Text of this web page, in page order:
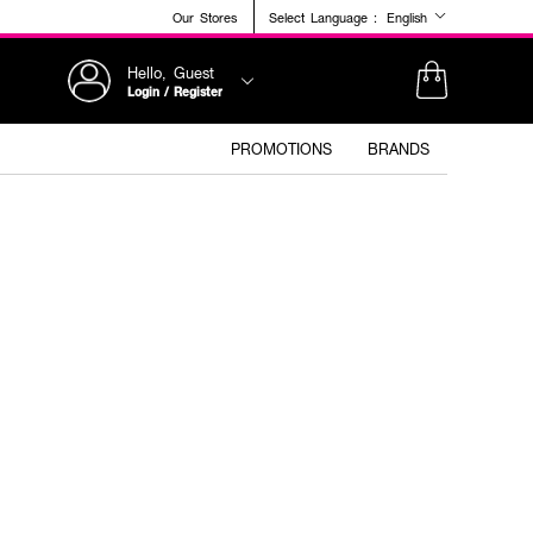
Our Stores Select Language : English
Hello, Guest
Login / Register
PROMOTIONS BRANDS